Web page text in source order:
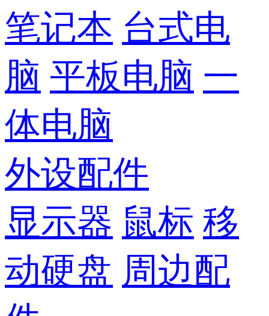
笔记本 台式电
脑 平板电脑 一
体电脑
外设配件
显示器 鼠标 移
动硬盘 周边配